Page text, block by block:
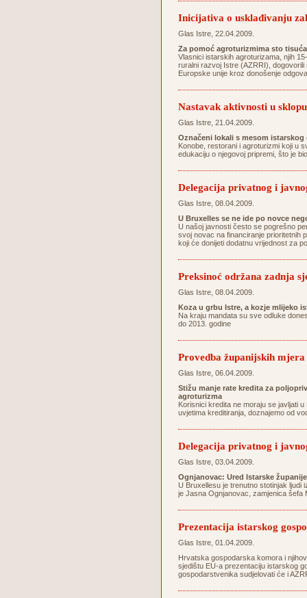
Inicijativa o usklađivanju
Glas Istre, 22.04.2009.
Za pomoć agroturizmima sto
Vlasnici istarskih agroturizama, njih
ruralni razvoj Istre (AZRRI),
Europske unije kroz donošenje
Nastavak aktivnosti u
Glas Istre, 21.04.2009.
Označeni lokali s mesom istarskog
Konobe, restorani i agroturizmi koji u
edukaciju o njegovoj pripremi, što je
Delegacija privatnog i
Glas Istre, 08.04.2009.
U Bruxelles se ne ide po novce
U našoj javnosti često se pogrešno
svoj novac na financiranje prioritetnih
koji će donijeti dodatnu vrijednost za
Preksinoć održana zadnja
Glas Istre, 08.04.2009.
Koza u grbu Istre, a kozje mlijeko
Na kraju mandata su sve odluke
do 2013. godine
Provedba županijskih
Glas Istre, 06.04.2009.
Stižu manje rate kredita za
agroturizma
Korisnici kredita ne moraju se javljati
uvjetima kreditiranja, doznajemo od
Delegacija privatnog i
Glas Istre, 03.04.2009.
Ognjanovac: Ured Istarske
U Bruxellesu je trenutno stotinjak ljudi
je Jasna Ognjanovac, zamjenica šefa
Prezentacija istarskog
Glas Istre, 01.04.2009.
Hrvatska gospodarska komora i
sjedištu EU-a prezentaciju istarskog
gospodarstvenika sudjelovati će i